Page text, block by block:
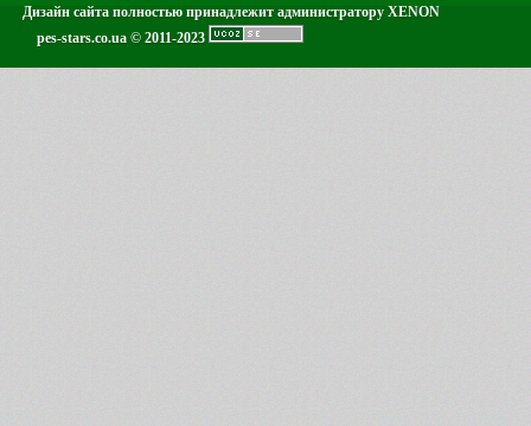
Дизайн сайта полностью принадлежит администратору XENON
pes-stars.co.ua © 2011-2023